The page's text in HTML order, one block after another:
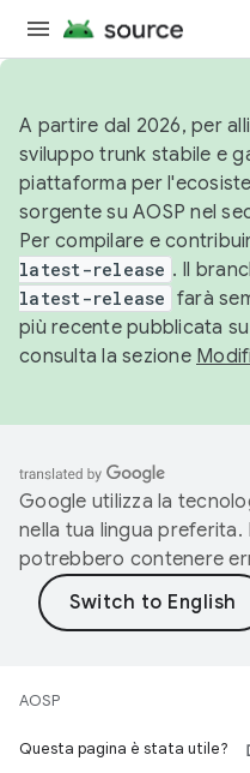
A partire dal 2026, per
sviluppo trunk stabile e
piattaforma per
sorgente su AOSP nel
Per compilare e
latest-release . Il
latest-release farà
più recente pubblicata
consulta la sezione
Google utilizza la
nella tua lingua
potrebbero contenere
AOSP
Questa pagina è stata utile?